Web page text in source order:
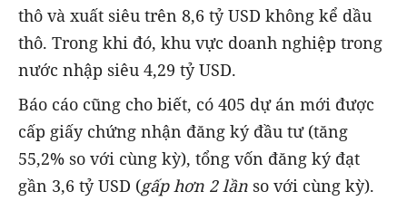
thô và xuất siêu trên 8,6 tỷ USD không kể dầu
thô. Trong khi đó, khu vực doanh nghiệp trong
nước nhập siêu 4,29 tỷ USD.
Báo cáo cũng cho biết, có 405 dự án mới được
cấp giấy chứng nhận đăng ký đầu tư (tăng
55,2% so với cùng kỳ), tổng vốn đăng ký đạt
gần 3,6 tỷ USD (gấp hơn 2 lần so với cùng kỳ).